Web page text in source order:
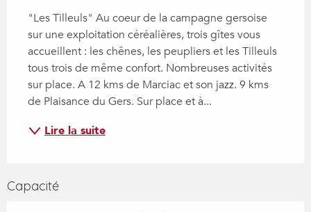
"Les Tilleuls" Au coeur de la campagne gersoise
sur une exploitation céréalières, trois gîtes vous
accueillent : les chênes, les peupliers et les Tilleuls
tous trois de même confort. Nombreuses activités
sur place. A 12 kms de Marciac et son jazz. 9 kms
de Plaisance du Gers. Sur place et à...
Lire la suite
Capacité